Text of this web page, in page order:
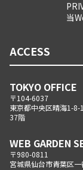
当
ACCESS
TOKYO OFFICE
〒104-6037
東京都中央区晴海1-8-
37階
WEB GARDEN
〒980-0811
宮城県仙台市青葉区